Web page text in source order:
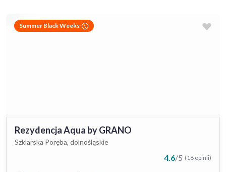
Summer Black Weeks
Rezydencja Aqua by GRANO
Szklarska Poręba, dolnośląskie
4.6/5 (18 opinii)